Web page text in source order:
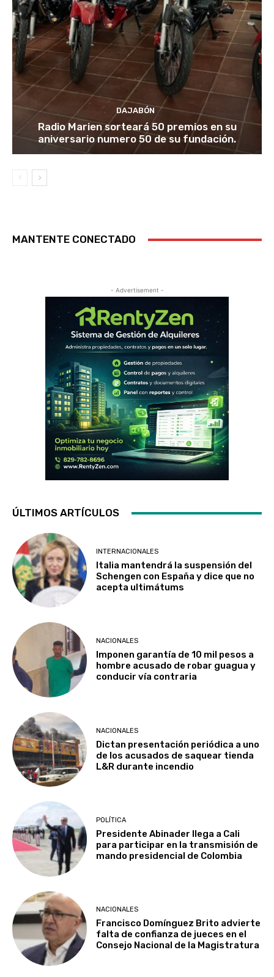
DAJABÓN
Radio Marien sorteará 50 premios en su
aniversario numero 50 de su fundación.
MANTENTE CONECTADO
- Advertisement -
ÚLTIMOS ARTÍCULOS
INTERNACIONALES
Italia mantendrá la suspensión del
Schengen con España y dice que no
acepta ultimátums
NACIONALES
Imponen garantía de 10 mil pesos a
hombre acusado de robar guagua y
conducir vía contraria
NACIONALES
Dictan presentación periódica a uno
de los acusados de saquear tienda
L&R durante incendio
POLÍTICA
Presidente Abinader llega a Cali
para participar en la transmisión de
mando presidencial de Colombia
NACIONALES
Francisco Domínguez Brito advierte
falta de confianza de jueces en el
Consejo Nacional de la Magistratura